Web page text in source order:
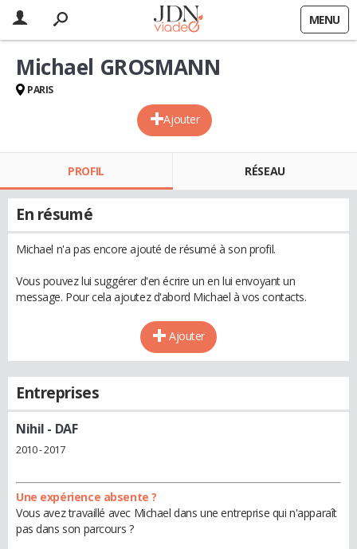
MENU
Ajouter
Michael GROSMANN
PARIS
PROFIL RÉSEAU
En résumé
Michael n'a pas encore ajouté de résumé à son profil.
Vous pouvez lui suggérer d'en écrire un en lui envoyant un
message. Pour cela ajoutez d'abord Michael à vos contacts.
Ajouter
Entreprises
Nihil - DAF
2010 - 2017
Une expérience absente ?
Vous avez travaillé avec Michael dans une entreprise qui n'apparaît
pas dans son parcours ?